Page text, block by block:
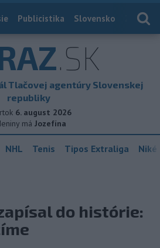
Publicistika Slovensko
.SK
Tlačovej agentúry Slovenskej
republiky
6. august 2026
má Jozefína
NHL Tenis Tipos Extraliga
do histórie: